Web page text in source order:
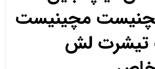
مچینیست
تیشرت لش